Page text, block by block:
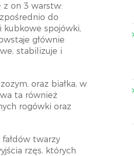
z on 3 warstw:
do
kubkowe spojówki,
głównie
stabilizuje i
oraz białka, w
ta również
rogówki oraz
twarzy
rzęs, których